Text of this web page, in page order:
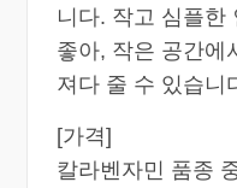
니다. 작고 심플한
좋아, 작은 공간에
져다 줄 수 있습니
[가격]
칼라벤자민 품종